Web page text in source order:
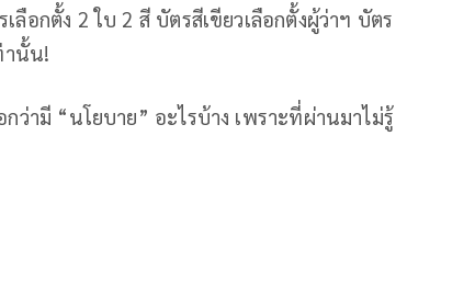
ลือกตั้ง 2 ใบ 2 สี บัตรสีเขียวเลือกตั้งผู้ว่าฯ บัตร
านั้น!
ว่ามี “นโยบาย” อะไรบ้าง เพราะที่ผ่านมาไม่รู้